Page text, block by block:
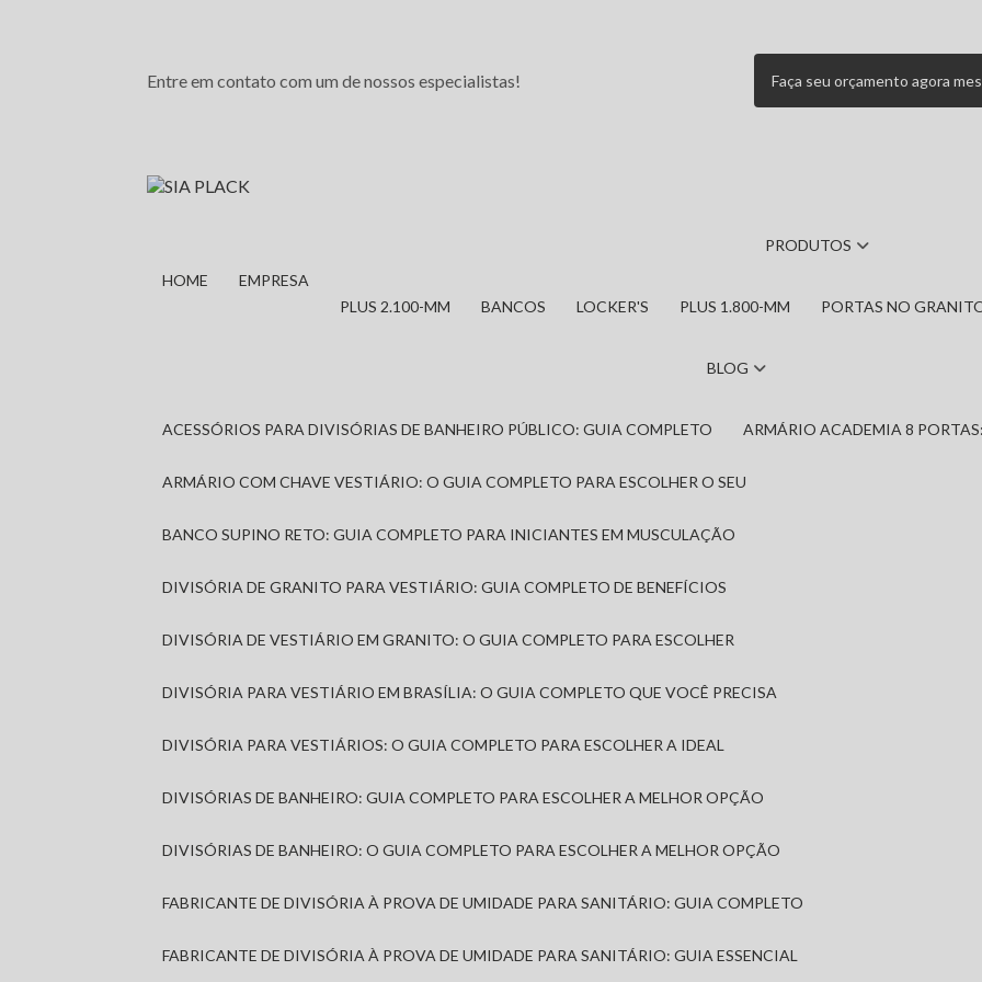
Entre em contato com um de nossos especialistas! Faça seu orçamento agora
HOME EMPRESA
PRODUTOS
PLUS 2.100-MM BANCOS LOCKER'S PLUS 1.800-MM PORTAS NO
BLOG
ACESSÓRIOS PARA DIVISÓRIAS DE BANHEIRO PÚBLICO: GUIA COMPLETO ARMÁRIO ACADEMIA 8
ARMÁRIO COM CHAVE VESTIÁRIO: O GUIA COMPLETO PARA ESCOLHER O SEU
BANCO SUPINO RETO: GUIA COMPLETO PARA INICIANTES EM MUSCULAÇÃO
DIVISÓRIA DE GRANITO PARA VESTIÁRIO: GUIA COMPLETO DE BENEFÍCIOS
DIVISÓRIA DE VESTIÁRIO EM GRANITO: O GUIA COMPLETO PARA ESCOLHER
DIVISÓRIA PARA VESTIÁRIO EM BRASÍLIA: O GUIA COMPLETO QUE VOCÊ PRECISA
DIVISÓRIA PARA VESTIÁRIOS: O GUIA COMPLETO PARA ESCOLHER A IDEAL
DIVISÓRIAS DE BANHEIRO: GUIA COMPLETO PARA ESCOLHER A MELHOR OPÇÃO
DIVISÓRIAS DE BANHEIRO: O GUIA COMPLETO PARA ESCOLHER A MELHOR OPÇÃO
FABRICANTE DE DIVISÓRIA À PROVA DE UMIDADE PARA SANITÁRIO: GUIA COMPLETO
FABRICANTE DE DIVISÓRIA À PROVA DE UMIDADE PARA SANITÁRIO: GUIA ESSENCIAL